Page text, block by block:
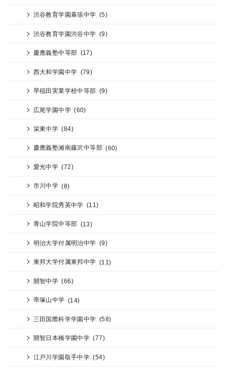
渋谷教育学園幕張中学 (5)
渋谷教育学園渋谷中学 (9)
慶應義塾中等部 (17)
西大和学園中学 (79)
早稲田実業学校中等部 (9)
広尾学園中学 (60)
栄東中学 (84)
慶應義塾湘南藤沢中等部 (60)
愛光中学 (72)
市川中学 (8)
昭和学院秀英中学 (11)
青山学院中等部 (13)
明治大学付属明治中学 (9)
東邦大学付属東邦中学 (11)
開智中学 (66)
帝塚山中学 (14)
三田国際科学学園中学 (58)
開智日本橋学園中学 (77)
江戸川学園取手中学 (54)